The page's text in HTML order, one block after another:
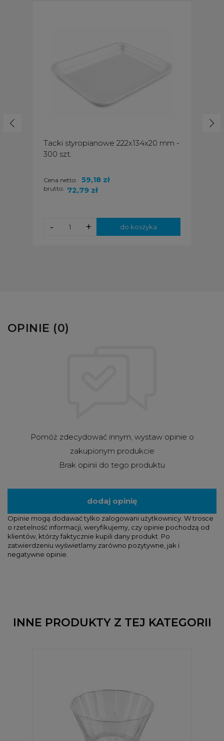
Tacki styropianowe 222x134x20 mm -
300 szt.
brutto: 72,79 zł
Cena netto: 59,18 zł
+
- do koszyka
OPINIE (0)
Pomóż zdecydować innym, wystaw opinie o
zakupionym produkcie
Brak opinii do tego produktu
dodaj opinię
Opinie mogą dodawać tylko zalogowani użytkownicy. W trosce
o rzetelność informacji, weryfikujemy, czy opinie pochodzą od
klientów, którzy faktycznie kupili dany produkt. Po
zatwierdzeniu wyświetlamy zarówno pozytywne, jak i
negatywne opinie.
INNE PRODUKTY Z TEJ KATEGORII